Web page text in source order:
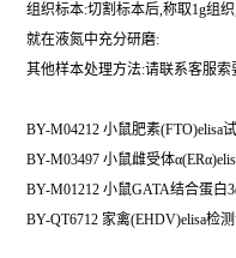
组织标本:切割标本后,称取1g组
就在液氮中充分研磨:
其他样本处理方法:请联系客服索
BY-M04212 小鼠肥素(FTO)elisa
BY-M03497 小鼠雌受体
BY-M01212 小鼠GATA结合蛋白
BY-QT6712 家禽(EHDV)elisa检